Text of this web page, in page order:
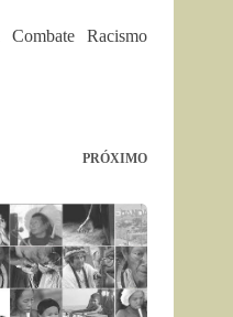
Racismo
PRÓXIMO